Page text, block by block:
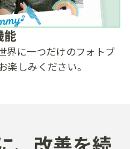
能
界に一つだけのフォトブ
楽しみください。